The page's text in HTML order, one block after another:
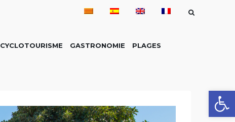
Ouvrir
CYCLOTOURISME GASTRONOMIE PLAGES